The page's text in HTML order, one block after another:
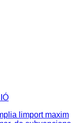
limport maxim